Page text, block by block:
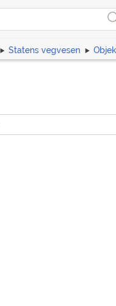
Statens vegvesen